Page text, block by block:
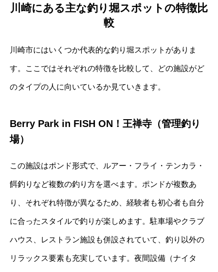
川崎にある主な釣り堀スポットの特徴比
較
川崎市にはいくつか代表的な釣り堀スポットがありま
す。ここではそれぞれの特徴を比較して、どの施設がど
のタイプの人に向いているか見ていきます。
Berry Park in FISH ON！王禅寺（管理釣り
場）
この施設はポンド形式で、ルアー・フライ・テンカラ・
餌釣りなど複数の釣り方を選べます。ポンドが複数あ
り、それぞれ特徴が異なるため、経験者も初心者も自分
に合ったスタイルで釣りが楽しめます。駐車場やクラブ
ハウス、レストラン施設も併設されていて、釣り以外の
リラックス要素も充実しています。夜間設備（ナイタ